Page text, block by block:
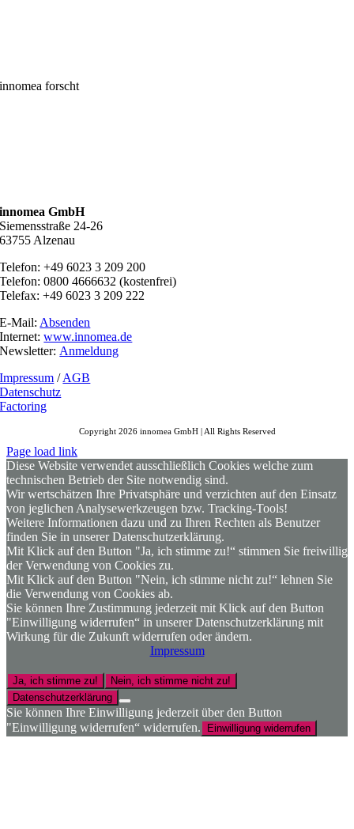
innomea forscht
innomea GmbH
Siemensstraße 24-26
63755 Alzenau
Telefon: +49 6023 3 209 200
Telefon: 0800 4666632 (kostenfrei)
Telefax: +49 6023 3 209 222
E-Mail: Absenden
Internet:www.innomea.de
Newsletter: Anmeldung
Impressum /AGB
Datenschutz
Factoring
Copyright 2026 innomea GmbH | All Rights Reserved
Page load link
Diese Website verwendet ausschließlich Cookies welche zum
technischen Betrieb der Site notwendig sind.
Wir wertschätzen Ihre Privatsphäre und verzichten auf den Einsatz
von jeglichen Analysewerkzeugen bzw. Tracking-Tools!
Weitere Informationen dazu und zu Ihren Rechten als Benutzer
finden Sie in unserer Datenschutzerklärung.
Mit Klick auf den Button "Ja, ich stimme zu!“ stimmen Sie freiwillig
der Verwendung von Cookies zu.
Mit Klick auf den Button "Nein, ich stimme nicht zu!“ lehnen Sie
die Verwendung von Cookies ab.
Sie können Ihre Zustimmung jederzeit mit Klick auf den Button
"Einwilligung widerrufen“ in unserer Datenschutzerklärung mit
Wirkung für die Zukunft widerrufen oder ändern.
Impressum
Ja, ich stimme zu!
Nein, ich stimme nicht zu!
Datenschutzerklärung
Sie können Ihre Einwilligung jederzeit über den Button
"Einwilligung widerrufen“ widerrufen.
Einwilligung widerrufen